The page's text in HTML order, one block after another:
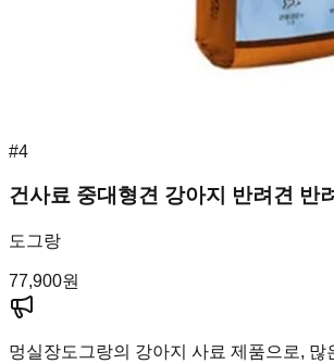
#4
건사료 중대형견 강아지 반려견 반
도그랑
77,900원
멍실장도그랑의 강아지 사료 제품으로, 많